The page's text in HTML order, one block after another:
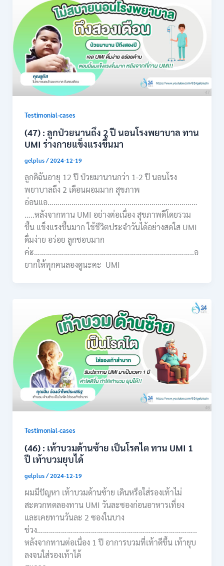
Testimonial-cases
(47) : ลูกป่วยนานถึง 2 ปี นอนโรงพยาบาล ทาน
UMI ร่างกายแข็งแรงขึ้นมา
gelplus/2024-12-19
ลูกดิฉันอายุ 12 ปี ป่วยมานานกว่า 1-2 ปี นอนโรง
พยาบาลถึง 2 เดือนผอมมาก สุขภาพ
อ่อนแอ…………………………………………………………………
…..หลังจากทาน UMI อย่างต่อเนื่อง สุขภาพดีโดยรวม
ขึ้น แข็งแรงขึ้นมาก ใช้ชีวิตประจำวันได้อย่างสดใส UMI
ดื่มง่าย อร่อย ลูกชอบมาก
ค่ะ……………………………………………………………………..อ
ยากให้ทุกคนลองดูนะคะ UMI
Testimonial-cases
(46) : เท้าบวมด้านซ้าย เป็นโรคไต ทาน UMI 1
ปี เท้าบวมยุบได้
gelplus/2024-12-19
ผมมีปัญหา เท้าบวมด้านซ้าย เดินหรือใส่รองเท้าไม่
สะดวกทดลองทาน UMI วันละซองก่อนอาหารเที่ยง
และเคยทานวันละ 2 ซองในบาง
ช่วง……………………………………………………………………..
หลังจากทานต่อเนื่อง 1 ปี อาการบวมที่เท้าดีขึ้น เท้ายุบ
ลงจนใส่รองเท้าได้